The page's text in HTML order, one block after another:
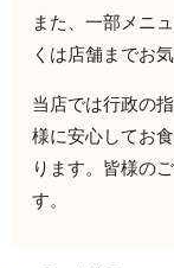
また、一部メニ
くは店舗までお
当店では行政の
様に安心してお
ります。皆様の
す。